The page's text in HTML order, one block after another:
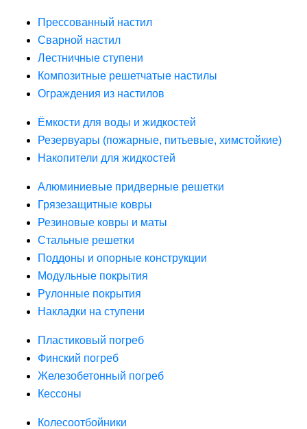
Прессованный настил
Сварной настил
Лестничные ступени
Композитные решетчатые настилы
Ограждения из настилов
Ёмкости для воды и жидкостей
Резервуары (пожарные, питьевые, химстойкие)
Накопители для жидкостей
Алюминиевые придверные решетки
Грязезащитные ковры
Резиновые ковры и маты
Стальные решетки
Поддоны и опорные конструкции
Модульные покрытия
Рулонные покрытия
Накладки на ступени
Пластиковый погреб
Финский погреб
Железобетонный погреб
Кессоны
Колесоотбойники